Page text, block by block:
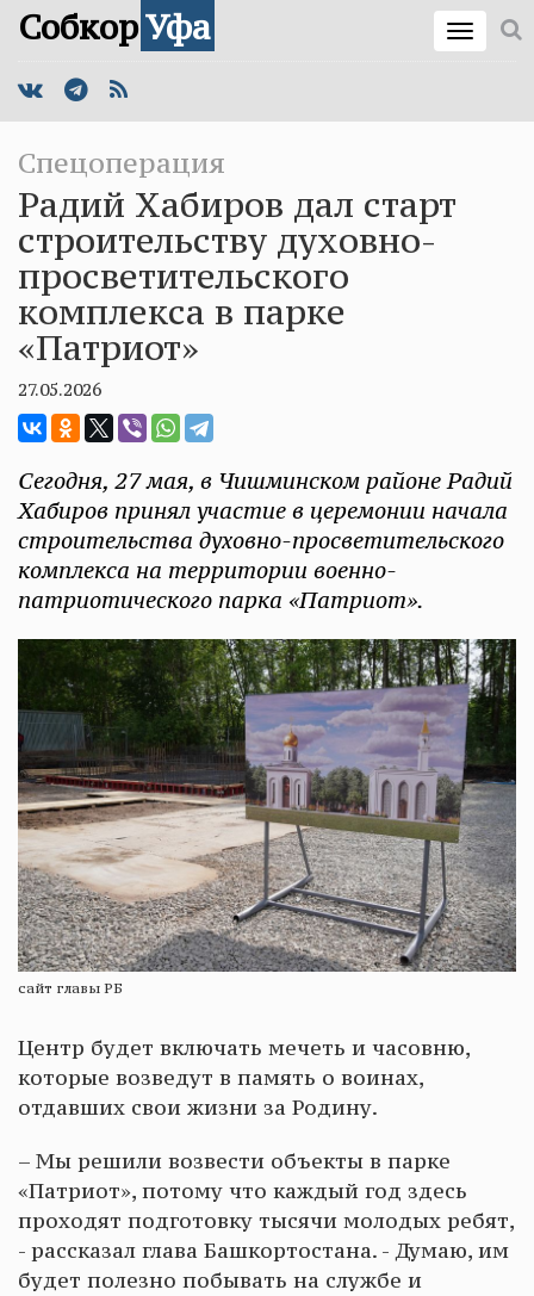
СобкорУфа
Спецоперация
Радий Хабиров дал старт
строительству духовно-
просветительского
комплекса в парке
«Патриот»
27.05.2026
Сегодня, 27 мая, в Чишминском районе Радий
Хабиров принял участие в церемонии начала
строительства духовно-просветительского
комплекса на территории военно-
патриотического парка «Патриот».
сайт главы РБ
Центр будет включать мечеть и часовню,
которые возведут в память о воинах,
отдавших свои жизни за Родину.
– Мы решили возвести объекты в парке
«Патриот», потому что каждый год здесь
проходят подготовку тысячи молодых ребят,
- рассказал глава Башкортостана. - Думаю, им
будет полезно побывать на службе и